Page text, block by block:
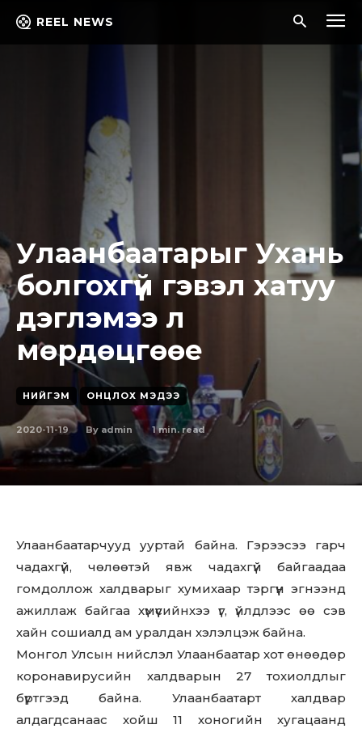
REEL NEWS
Улаанбаатарыг Ухань
болгохгүй гэвэл хатуу
дэглэмээ л
мөрдөцгөөе
НИЙГЭМ ОНЦЛОХ МЭДЭЭ
2020-11-19 By admin 1min. read
Улаанбаатарчууд ууртай байна. Гэрээсээ гарч
чадахгүй, чөлөөтэй явж чадахгүй байгаадаа
гомдоллож халдварыг хумихаар тэргүүн эгнээнд
ажиллаж байгаа хүмүүсийнхээ үг, үйлдлээс өө сэв
хайн сошиалд ам уралдан хэлэлцэж байна.
Монгол Улсын нийслэл Улаанбаатар хот өнөөдөр
коронавирусийн халдварын 27 тохиолдлыг
бүртгээд байна. Улаанбаатарт халдвар
алдагдсанаас хойш 11 хоногийн хугацаанд